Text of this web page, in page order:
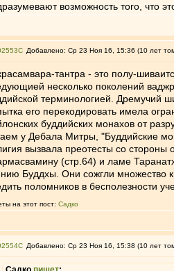
возможность того, что
Добавлено: Ср 23 Ноя 16, 15:36 (10 лет
тантра - это полу-
несколько поколений
терминологией. Дремучий
его перекодировать имела
буддийских монахов от
у Дебала Митры, "Буддийские
вызвала преотесты со
(стр.64) и ламе
Буддхы. Они сожгли множество
поломников в бесполезности
на этот пост: Садко
Добавлено: Ср 23 Ноя 16, 15:38 (10 лет